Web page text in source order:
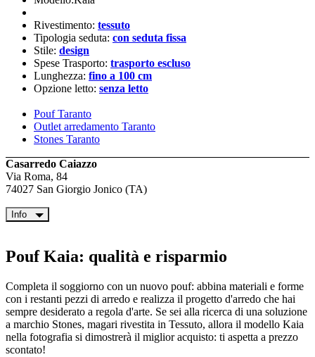
Rivestimento: tessuto
Tipologia seduta: con seduta fissa
Stile: design
Spese Trasporto: trasporto escluso
Lunghezza: fino a 100 cm
Opzione letto: senza letto
Pouf Taranto
Outlet arredamento Taranto
Stones Taranto
Casarredo Caiazzo
Via Roma, 84
74027 San Giorgio Jonico (TA)
Info
Pouf Kaia: qualità e risparmio
Completa il soggiorno con un nuovo pouf: abbina materiali e forme
con i restanti pezzi di arredo e realizza il progetto d'arredo che hai
sempre desiderato a regola d'arte. Se sei alla ricerca di una soluzione
a marchio Stones, magari rivestita in Tessuto, allora il modello Kaia
nella fotografia si dimostrerà il miglior acquisto: ti aspetta a prezzo
scontato!